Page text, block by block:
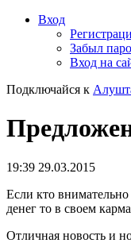
Вход
Забыл
Вход на
Подключайся к
19:39 29.03.2015
Если кто
денег то в своем
Отличная новость и